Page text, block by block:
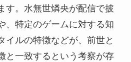
す。水無世燐央が配信で披
、特定のゲームに対する知
イルの特徴などが、前世と
と一致するという考察が存